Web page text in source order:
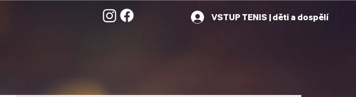
VSTUP TENIS | děti a dospělí